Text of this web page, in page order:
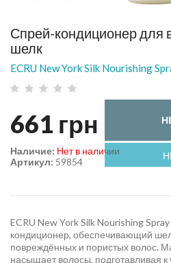
Спрей-кондиционер для
шелк
ECRU New York Silk Nourishing
661 грн
Артикул: 59854
Наличие: Нет в наличии
ECRU New York Silk Nourishing
кондиционер, обеспечивающий
повреждённых и пористых волос.
насыщает волосы, подготавливая к